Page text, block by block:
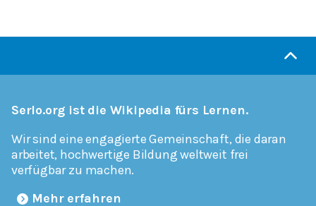
Serlo.org ist die Wikipedia fürs Lernen.
Wir sind eine engagierte Gemeinschaft, die daran
arbeitet, hochwertige Bildung weltweit frei
verfügbar zu machen.
Mehr erfahren